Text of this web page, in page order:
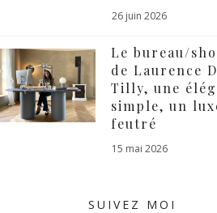
26 juin 2026
Le bureau/
de Laurence
Tilly, une
simple, un
feutré
15 mai 2026
SUIVEZ MOI